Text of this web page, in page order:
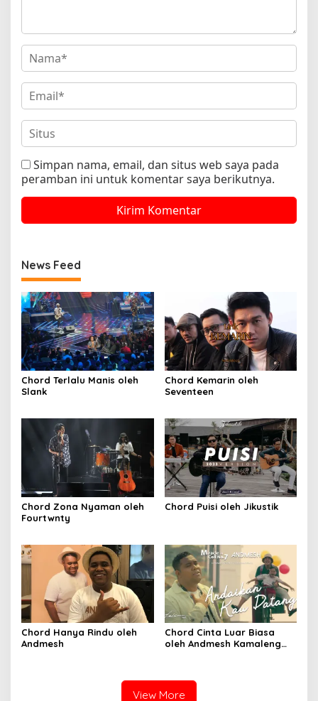
Simpan nama, email, dan situs web saya pada
peramban ini untuk komentar saya berikutnya.
News Feed
Chord Terlalu Manis oleh
Slank
Chord Kemarin oleh
Seventeen
Chord Zona Nyaman oleh
Fourtwnty
Chord Puisi oleh Jikustik
Chord Hanya Rindu oleh
Andmesh
Chord Cinta Luar Biasa
oleh Andmesh Kamaleng
View More